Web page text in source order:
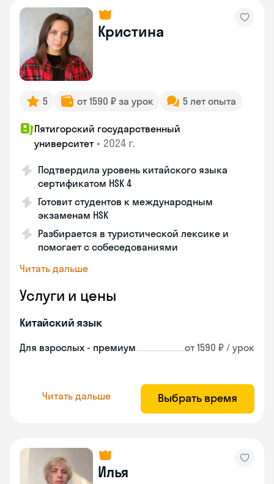
Кристина
5 от 1590 ₽ за урок 5 лет опыта
Пятигорский государственный
университет • 2024 г.
Подтвердила уровень китайского языка
сертификатом HSK 4
Готовит студентов к международным
экзаменам HSK
Разбирается в туристической лексике и
помогает с собеседованиями
Читать дальше
Услуги и цены
Китайский язык
Для взрослых - премиум от 1590 ₽ / урок
Читать дальше Выбрать время
Илья